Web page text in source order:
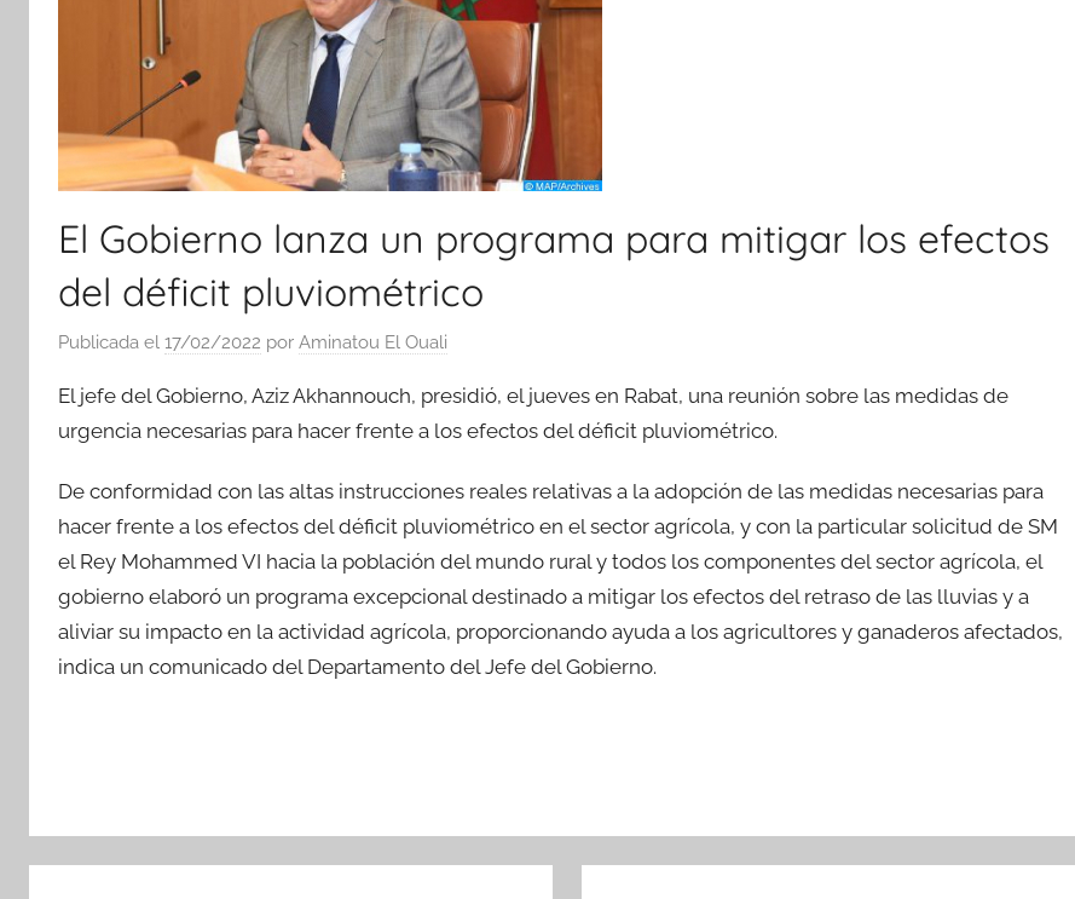
El Gobierno lanza un programa para mitigar los efectos
del déficit pluviométrico
Publicada el 17/02/2022 por Aminatou El Ouali
El jefe del Gobierno, Aziz Akhannouch, presidió, el jueves en Rabat, una reunión sobre las medidas de
urgencia necesarias para hacer frente a los efectos del déficit pluviométrico.
De conformidad con las altas instrucciones reales relativas a la adopción de las medidas necesarias para
hacer frente a los efectos del déficit pluviométrico en el sector agrícola, y con la particular solicitud de SM
el Rey Mohammed VI hacia la población del mundo rural y todos los componentes del sector agrícola, el
gobierno elaboró un programa excepcional destinado a mitigar los efectos del retraso de las lluvias y a
aliviar su impacto en la actividad agrícola, proporcionando ayuda a los agricultores y ganaderos afectados,
indica un comunicado del Departamento del Jefe del Gobierno.